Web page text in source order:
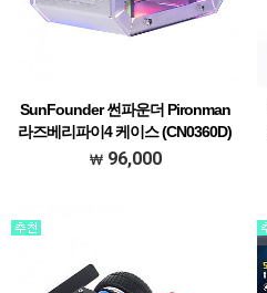
SunFounder 썬파운더 Pironman
라즈베리파이4 케이스 (CN0360D)
96,000